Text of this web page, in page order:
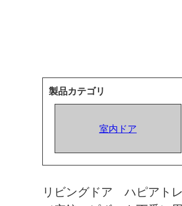
製品カテゴリ
室内ドア
リビングドア ハピア